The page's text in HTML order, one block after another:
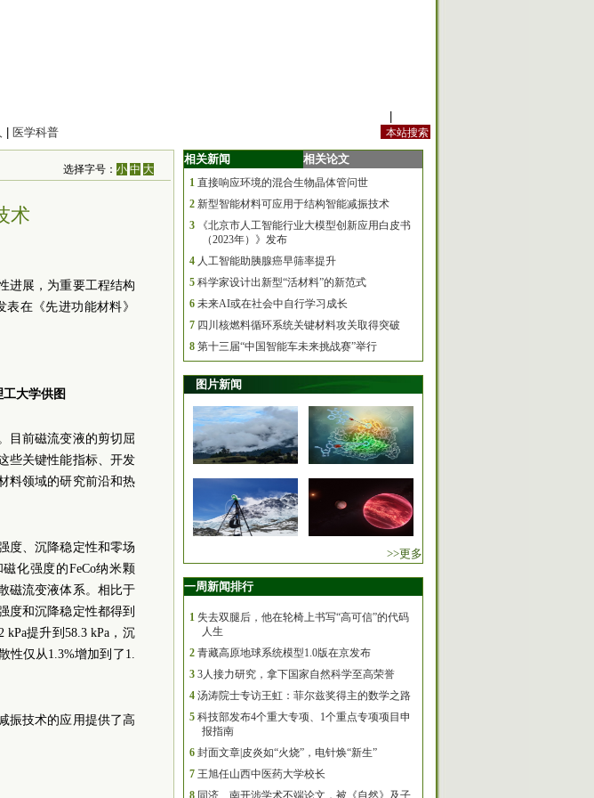
医学科普
选择字号：小 中 大
术
进展，为重要工程结构
在《先进功能材料》
大学供图
目前磁流变液的剪切屈
些关键性能指标、开发
料领域的研究前沿和热
度、沉降稳定性和零场
化强度的FeCo纳米颗
磁流变液体系。相比于
度和沉降稳定性都得到
提升到58.3 kPa，沉
性仅从1.3%增加到了1.
振技术的应用提供了高
相关新闻 相关论文
1 直接响应环境的混合生物晶体管问世
2 新型智能材料可应用于结构智能减振技术
3
《北京市人工智能行业大模型创新应用白皮书
（2023年）》发布
4 人工智能助胰腺癌早筛率提升
5 科学家设计出新型“活材料”的新范式
6 未来AI或在社会中自行学习成长
7 四川核燃料循环系统关键材料攻关取得突破
8 第十三届“中国智能车未来挑战赛”举行
图片新闻
>>更多
一周新闻排行
1 失去双腿后，他在轮椅上书写“高可信”的代码
人生
2 青藏高原地球系统模型1.0版在京发布
3 3人接力研究，拿下国家自然科学至高荣誉
4 汤涛院士专访王虹：菲尔兹奖得主的数学之路
5 科技部发布4个重大专项、1个重点专项项目申
报指南
6 封面文章|皮炎如“火烧”，电针焕“新生”
7 王旭任山西中医药大学校长
8 同济、南开涉学术不端论文，被《自然》及子